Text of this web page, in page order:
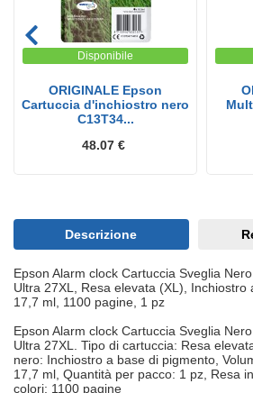
Disponibile
ORIGINALE Epson
Cartuccia d'inchiostro nero
C13T34...
48.07 €
Descrizione
Epson Alarm clock Cartuccia Sveglia
Ultra 27XL, Resa elevata (XL), Inchiostro
17,7 ml, 1100 pagine, 1 pz
Epson Alarm clock Cartuccia Sveglia
Ultra 27XL. Tipo di cartuccia: Resa
nero: Inchiostro a base di pigmento,
17,7 ml, Quantità per pacco: 1 pz, Resa
colori: 1100 pagine